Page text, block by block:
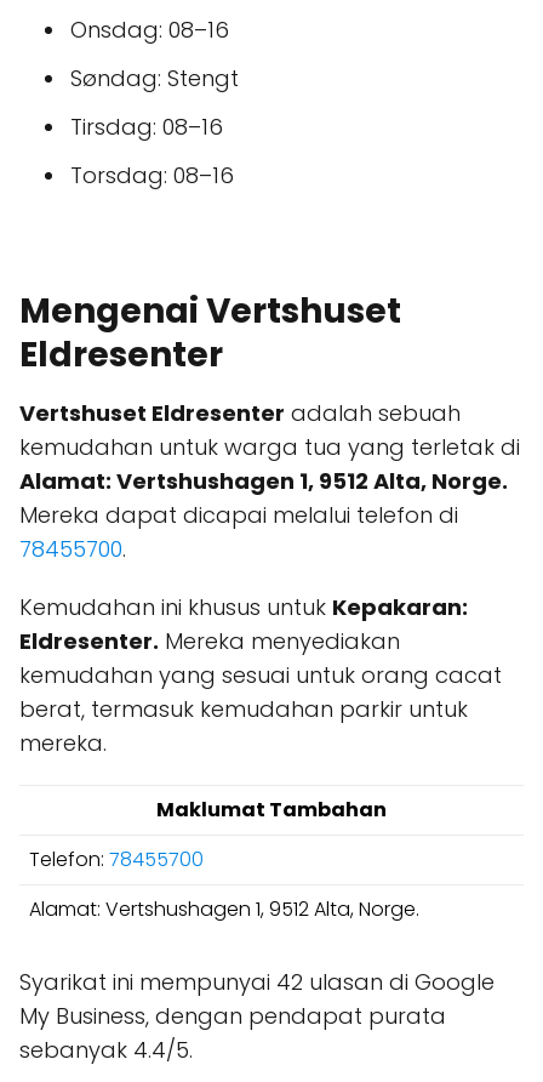
Onsdag: 08–16
Søndag: Stengt
Tirsdag: 08–16
Torsdag: 08–16
Mengenai Vertshuset
Eldresenter
Vertshuset Eldresenter adalah sebuah
kemudahan untuk warga tua yang terletak di
Alamat: Vertshushagen 1, 9512 Alta, Norge.
Mereka dapat dicapai melalui telefon di
78455700.
Kemudahan ini khusus untuk Kepakaran:
Eldresenter. Mereka menyediakan
kemudahan yang sesuai untuk orang cacat
berat, termasuk kemudahan parkir untuk
mereka.
Maklumat Tambahan
Telefon: 78455700
Alamat: Vertshushagen 1, 9512 Alta, Norge.
Syarikat ini mempunyai 42 ulasan di Google
My Business, dengan pendapat purata
sebanyak 4.4/5.